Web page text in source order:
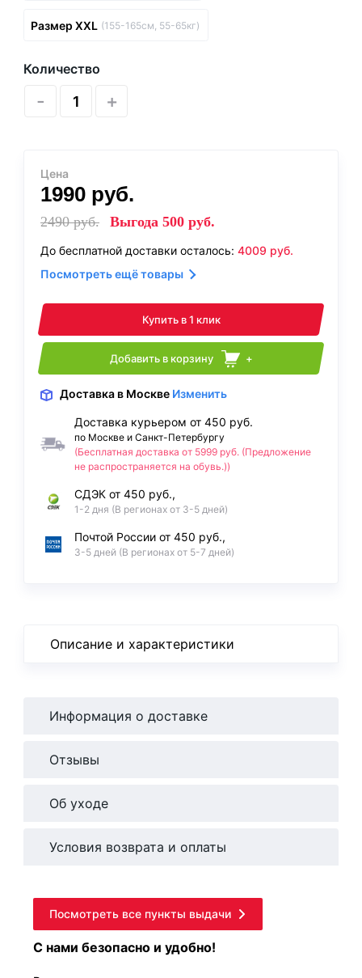
Размер XXL (155-165см, 55-65кг)
Количество
- +
Цена
1990 руб.
2490руб. Выгода 500 руб.
До бесплатной доставки осталось: 4009 руб.
Посмотреть ещё товары
Купить в 1 клик
Добавить в корзину +
Доставка в Москве Изменить
Доставка курьером от 450 руб.
по Москве и Санкт-Петербургу
(Бесплатная доставка от 5999 руб. (Предложение
не распространяется на обувь.))
СДЭК от 450 руб.,
1-2 дня (В регионах от 3-5 дней)
Почтой России от 450 руб.,
3-5 дней (В регионах от 5-7 дней)
Описание и характеристики
Информация о доставке
Отзывы
Об уходе
Условия возврата и оплаты
Посмотреть все пункты выдачи
С нами безопасно и удобно!